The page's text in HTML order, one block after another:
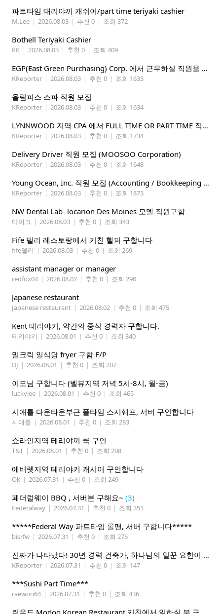
파트타임 태리야끼 캐쉬어/part time teriyaki cashier
M.Lee | 2026.08.03 | 추천 0 | 조회 372
Bothell Teriyaki Cashier
KK | 2026.08.03 | 추천 0 | 조회 409
EGP(East Green Purchasing) Corp. 에서 근무하실 직원을 아래와 같이 모집합니다.
KReporter | 2026.08.03 | 추천 0 | 조회 1633
올림퍼스 스파 직원 모집
KReporter | 2026.08.03 | 추천 0 | 조회 1634
LYNNWOOD 지역 CPA 에서 FULL TIME OR PART TIME 직원을 찾습니다
KReporter | 2026.08.03 | 추천 0 | 조회 1734
Delivery Driver 직원 모집 (MOOSOO Corporation)
KReporter | 2026.08.03 | 추천 0 | 조회 1648
Young Ocean, Inc. 직원 모집 (Accounting / Bookkeeping 분야)
KReporter | 2026.08.03 | 추천 0 | 조회 1873
NW Dental Lab- locarion Des Moines 모델 직원구함
마이크 | 2026.08.03 | 추천 0 | 조회 343
Fife 델리 레스토랑에서 키친 헬퍼 구합니다
fife델리 | 2026.08.03 | 추천 0 | 조회 269
assistant manager or manager
redfox04 | 2026.08.02 | 추천 0 | 조회 290
Japanese restaurant
Japanese restaurant | 2026.08.02 | 추천 0 | 조회 475
Kent 테리야키, 약간의 중식 경력자 구합니다.
테리야키 | 2026.08.01 | 추천 0 | 조회 340
밀크릭 일식당 fryer 구함 F/P
DJ | 2026.08.01 | 추천 0 | 조회 207
이모님 구합니다 (벨뷰지역 저녁 5시-8시, 월-금)
luckyjee | 2026.08.01 | 추천 0 | 조회 465
시애틀 다운타운부근 풀타임 스시쉐프, 서버 구인합니다
시애틀 | 2026.08.01 | 추천 0 | 조회 283
쇼라인지역 테리야끼 쿡 구인
T&T | 2026.08.01 | 추천 0 | 조회 208
에버렛지역 테리야키 캐시어 구인합니다
Ok | 2026.07.31 | 추천 0 | 조회 249
페더럴웨이 BBQ , 서버분 구해요~ (3)
Federalway | 2026.07.31 | 추천 0 | 조회 351
*****Federal Way 파트타임 롤맨, 서버 구합니다*****
bisrfw | 2026.07.31 | 추천 0 | 조회 275
진짜가 나타났다! 30년 경력 건축가, 하나님의 일꾼 요한이 책임 시공합니다.
KReporter | 2026.07.31 | 추천 0 | 조회 147
***Sushi Part Time***
raewon64 | 2026.07.31 | 추천 0 | 조회 436